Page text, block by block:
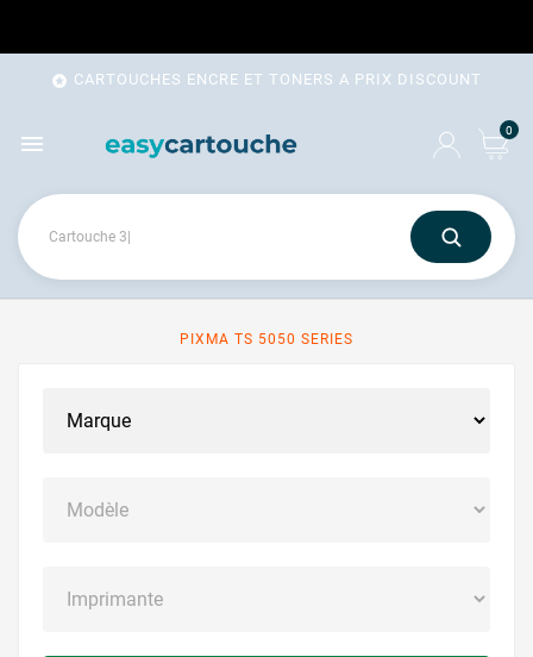
 CARTOUCHES ENCRE ET TONERS A PRIX DISCOUNT
 0
PIXMA TS 5050 SERIES